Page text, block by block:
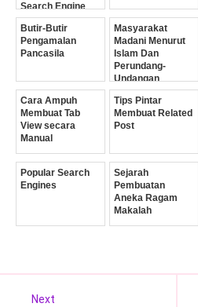
Search Engine
Google
Butir-Butir
Pengamalan
Pancasila
Masyarakat
Madani Menurut
Islam Dan
Perundang-
Undangan
Cara Ampuh
Membuat Tab
View secara
Manual
Tips Pintar
Membuat Related
Post
Popular Search
Engines
Sejarah
Pembuatan
Aneka Ragam
Makalah
Next